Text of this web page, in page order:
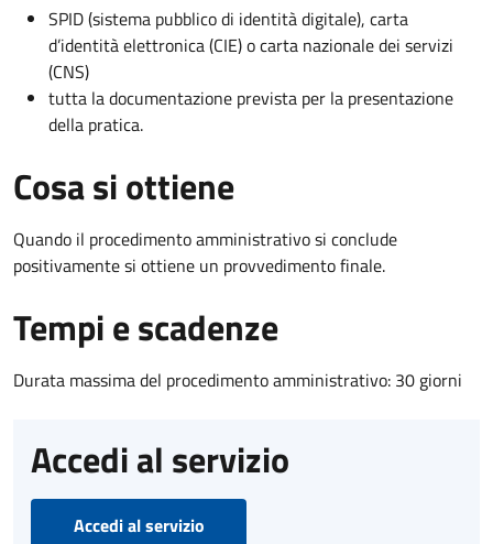
SPID (sistema pubblico di identità digitale), carta
d’identità elettronica (CIE) o carta nazionale dei servizi
(CNS)
tutta la documentazione prevista per la presentazione
della pratica.
Cosa si ottiene
Quando il procedimento amministrativo si conclude
positivamente si ottiene un provvedimento finale.
Tempi e scadenze
Durata massima del procedimento amministrativo: 30 giorni
Accedi al servizio
Accedi al servizio